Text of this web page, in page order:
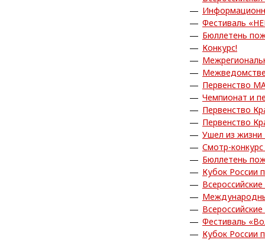
Фестиваль
Бюллетень
Конкурс!
Первенство
Чемпионат и
Первенство
Первенство
Ушел из жизни
Смотр-
Бюллетень
Кубок России
Фестиваль
Кубок России